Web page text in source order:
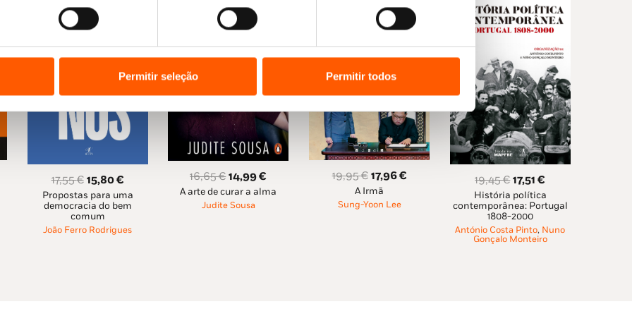
Permitir seleção Permitir todos
Luís Mergulhão, CEO Omnicon Media Group Portugal
relembrar estas temáticas» — Vera Curado, mentee PWN
17,55€ O
preço
original
era:
15,80€O
preço
é:
Propostas para uma
democracia do bem
comum
João Ferro Rodrigues
16,65€O
preço
original
14,99€
preço
A arte de curar a alma
Judite Sousa
19,95€ O
preço
original
17,96€O
A Irmã
Sung-Yoon Lee
19,45€O
preço
original
era:
19,45 €.
17,51€
preço
atual
é:
17,51 €.
História política
contemporânea: Portugal
1808-2000
António Costa Pinto, Nuno
Gonçalo Monteiro